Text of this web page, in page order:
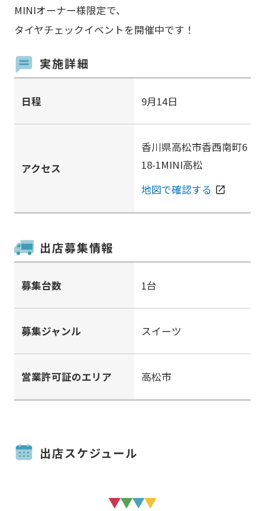
MINIオーナー様限定で、
タイヤチェックイベントを開催中です！
実施詳細
日程 9月14日
アクセス
香川県高松市香西南町6
18-1MINI高松
地図で確認する open_in_new
出店募集情報
募集台数 1台
募集ジャンル スイーツ
営業許可証のエリア 高松市
出店スケジュール